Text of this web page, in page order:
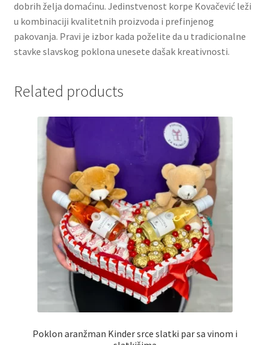
My account
Naši partneri
Poklon aranžmani
Premium čokolada
Prijava za masterclass
Prirodni proizvodi
Privacy Policy
Product page
dobrih želja domaćinu. Jedinstvenost korpe Kovačević leži
u kombinaciji kvalitetnih proizvoda i prefinjenog
pakovanja. Pravi je izbor kada poželite da u tradicionalne
stavke slavskog poklona unesete dašak kreativnosti.
Related products
Poklon aranžman Kinder srce slatki par sa vinom i